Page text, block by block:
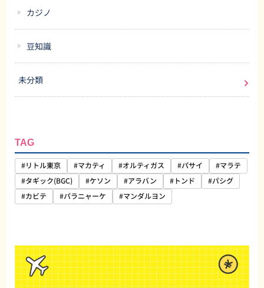
カジノ
豆知識
未分類
TAG
#リトル東京 #マカティ #オルティガス #パサイ
#マラテ
#タギック(BGC)
#ケソン #アラバン #トンド
#パシグ
#カビテ
#パラニャーケ #マンダルヨン